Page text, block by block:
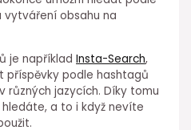
vytváření obsahu na
je napříkladInsta-Search,
příspěvky podle hashtagů
různých jazycích. Díky tomu
a to i když nevíte